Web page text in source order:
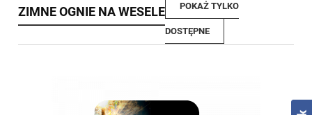
ZIMNE OGNIE NA WESELE POKAŻ TYLKO
DOSTĘPNE